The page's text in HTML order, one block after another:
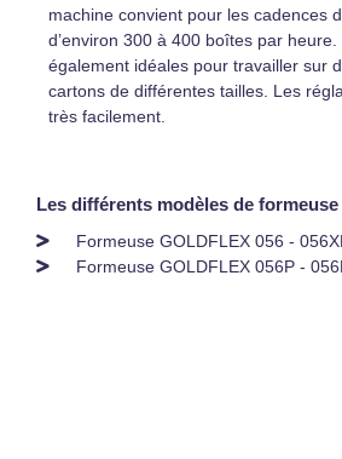
machine convient pour les cadences
d’environ 300 à 400 boîtes par heure.
également idéales pour travailler sur
cartons de différentes tailles. Les
très facilement.
Les différents modèles de
Formeuse GOLDFLEX 056 - 056XL
Formeuse GOLDFLEX 056P -